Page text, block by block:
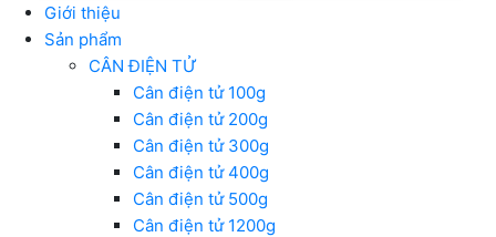
Giới thiệu
Sản phẩm
CÂN ĐIỆN TỬ
Cân điện tử 100g
Cân điện tử 200g
Cân điện tử 300g
Cân điện tử 400g
Cân điện tử 500g
Cân điện tử 1200g